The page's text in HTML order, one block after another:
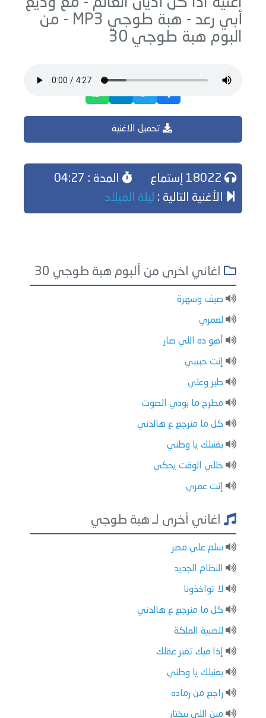
أبي رعد - هبة طوجي
MP3 - من
البوم هبة طوجي 30
تحميل الاغنية
المدة : 04:27
الأغنية التالية : ليلة الميلاد
اغاني اخرى من ألبوم هبة طوجي 30
صيف وسهرة
لعمري
أهو ده اللي صار
إنت حبيبي
طير وعلي
مطرح ما بودي الصوت
كل ما منرجع ع هالدني
بغنيلك يا وطني
خللي الوقت يحكي
إنت عمري
اغاني أخرى لـ هبة طوجي
سلم علي مصر
النظام الجديد
لا تواخذونا
كل ما منرجع ع هالدني
للصبية الملكة
إذا فيك تغير عقلك
بغنيلك يا وطني
راجع من رماده
مين اللي بيختار